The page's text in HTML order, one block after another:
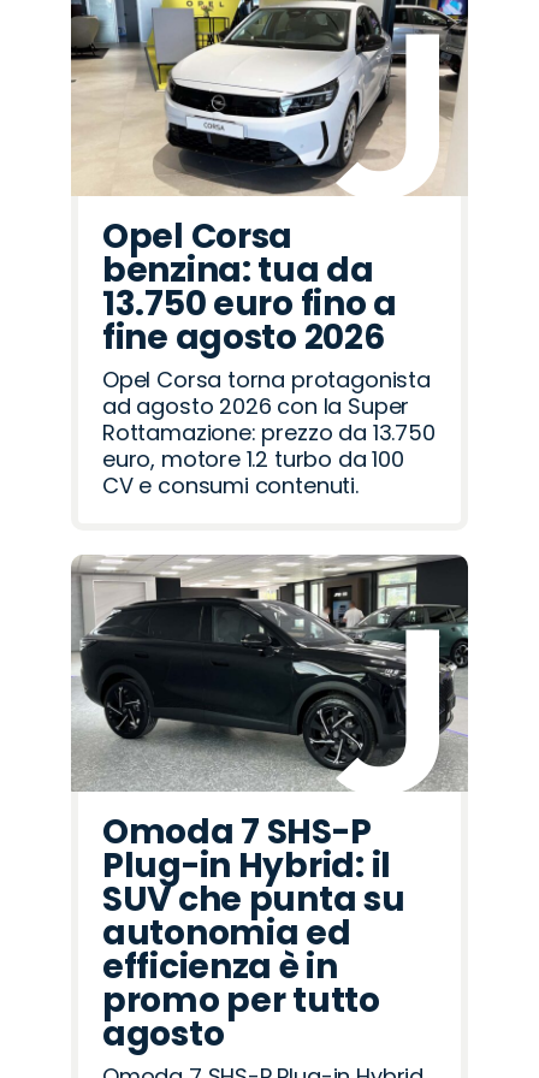
Peugeot
Seat
Jeep
Opel
Lancia
Fiat
Abarth
Land
Rover
Cupra
Hyundai
Mazda
Jaecoo
Citroën
Alfa
Romeo
Omoda
Opel Corsa
benzina: tua da
13.750 euro fino a
fine agosto 2026
Opel Corsa torna protagonista
ad agosto 2026 con la Super
Rottamazione: prezzo da 13.750
euro, motore 1.2 turbo da 100
CV e consumi contenuti.
Omoda 7 SHS-P
Plug-in Hybrid: il
SUV che punta su
autonomia ed
efficienza è in
promo per tutto
agosto